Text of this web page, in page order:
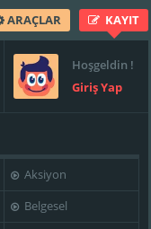
ARAÇLAR KAYIT
Hoşgeldin !
Giriş Yap
Aksiyon
Belgesel